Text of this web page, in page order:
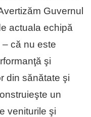
Guvernul
actuala echipă
că nu este
şi
din sănătate şi
un
veniturile şi